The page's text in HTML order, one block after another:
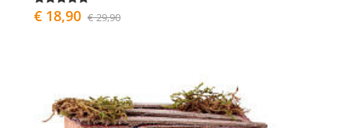
€ 18,90 € 29,90